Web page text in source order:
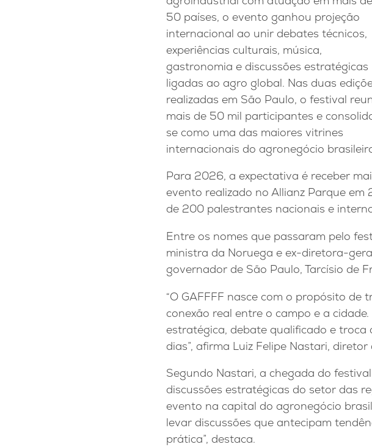
50 países, o evento ganhou projeção
internacional ao unir debates técnicos,
experiências culturais, música,
gastronomia e discussões estratégicas
ligadas ao agro global. Nas duas
realizadas em São Paulo, o festival
mais de 50 mil participantes e
se como uma das maiores vitrines
internacionais do agronegócio
Para 2026, a expectativa é receber
evento realizado no Allianz Parque
de 200 palestrantes nacionais e
Entre os nomes que passaram pelo
ministra da Noruega e ex-diretora-
governador de São Paulo, Tarcísio de
“O GAFFFF nasce com o propósito
conexão real entre o campo e a
estratégica, debate qualificado e
dias”, afirma Luiz Felipe Nastari,
Segundo Nastari, a chegada do
discussões estratégicas do setor das
evento na capital do agronegócio
levar discussões que antecipam
prática”, destaca.